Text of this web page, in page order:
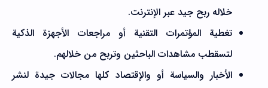
خلاله ربح جيد عبر الإنترنت.
تغطية المؤتمرات التقنية أو مراجعات الأجهزة الذكية
لتسقطب مشاهدات الباحثين وتربح من خلالهم.
الأخبار والسياسة أو والإقتصاد كلها مجالات جيدة لنشر